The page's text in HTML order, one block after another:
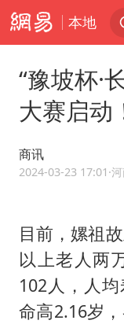
本地
“豫坡杯·
大赛启动
商讯
2024-03-23 17:01 ·
目前，嫘祖
以上老人两
102人，人
命高2.16岁